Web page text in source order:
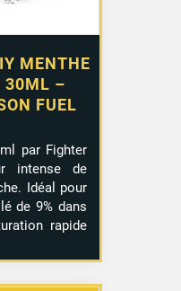
MENTHE
30ML –
FUEL
par Fighter
intense de
Idéal pour
de 9% dans
rapide